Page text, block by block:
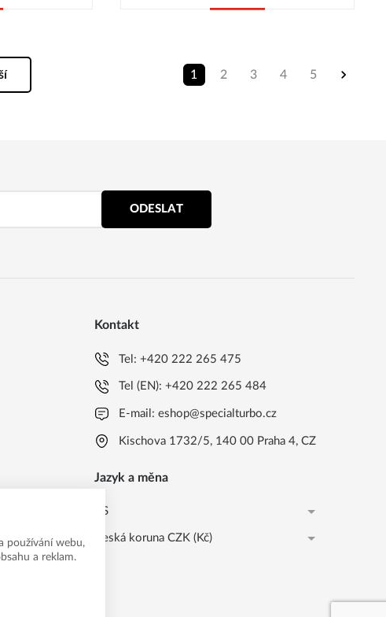
1 2 3 4 5
ODESLAT
Kontakt
Tel:+420 222 265 475
Tel (EN):+420 222 265 484
E-mail:eshop@specialturbo.cz
Kischova 1732/5, 140 00 Praha 4, CZ
Jazyk a měna
CS
CS
Česká koruna CZK (Kč)
používání webu,
a reklam.